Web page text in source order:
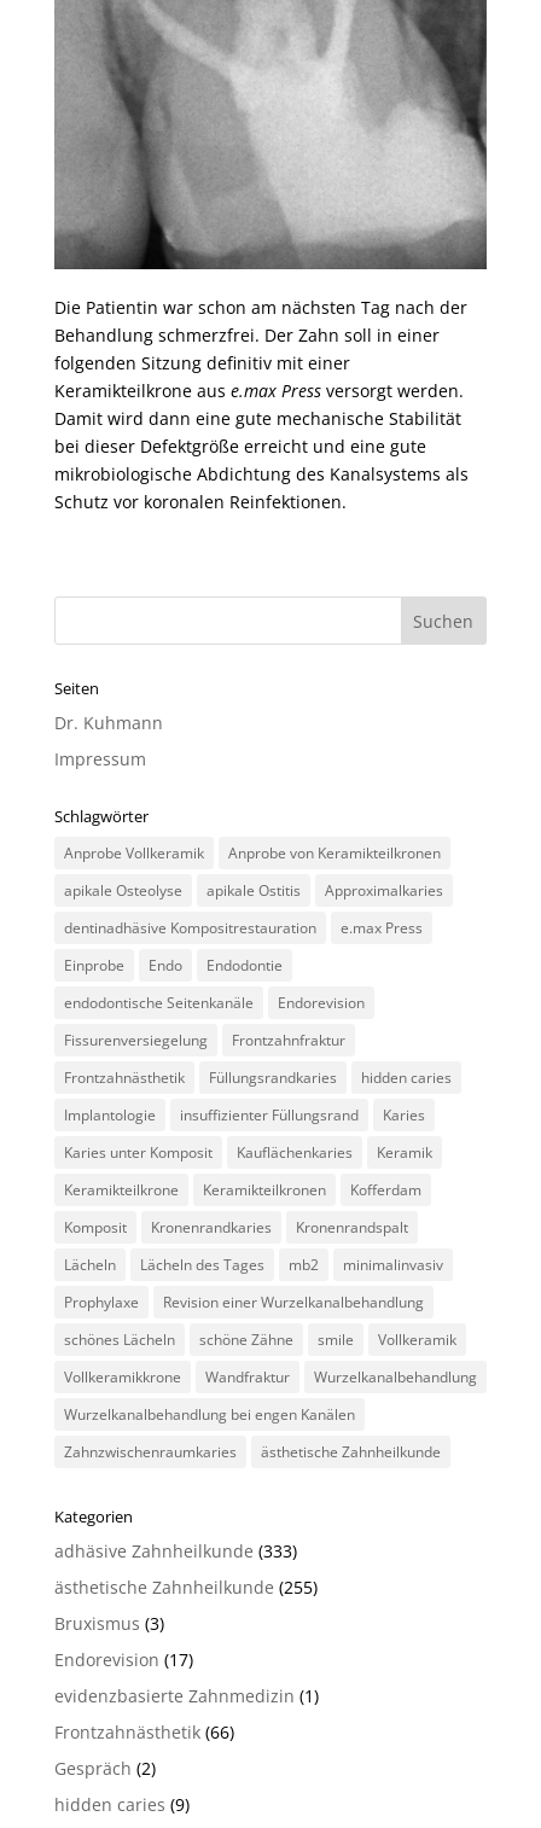
Die Patientin war schon am nächsten Tag nach der
Behandlung schmerzfrei. Der Zahn soll in einer
folgenden Sitzung definitiv mit einer
Keramikteilkrone aus e.max Pressversorgt werden.
Damit wird dann eine gute mechanische Stabilität
bei dieser Defektgröße erreicht und eine gute
mikrobiologische Abdichtung des Kanalsystems als
Schutz vor koronalen Reinfektionen.
Seiten
Dr. Kuhmann
Impressum
Schlagwörter
Anprobe Vollkeramik
Anprobe von Keramikteilkronen
apikale Osteolyse
apikale Ostitis
Approximalkaries
dentinadhäsive Kompositrestauration
e.max Press
Einprobe
Endo
Endodontie
endodontische Seitenkanäle
Endorevision
Fissurenversiegelung
Frontzahnfraktur
Frontzahnästhetik
Füllungsrandkaries
hidden caries
Implantologie
insuffizienter Füllungsrand
Karies
Karies unter Komposit
Kauflächenkaries
Keramik
Keramikteilkrone
Keramikteilkronen
Kofferdam
Komposit
Kronenrandkaries
Kronenrandspalt
Lächeln
Lächeln des Tages mb2
minimalinvasiv
Prophylaxe
Revision einer Wurzelkanalbehandlung
schönes Lächeln
schöne Zähne smile
Vollkeramik
Vollkeramikkrone
Wandfraktur
Wurzelkanalbehandlung
Wurzelkanalbehandlung bei engen Kanälen
Zahnzwischenraumkaries
ästhetische Zahnheilkunde
Kategorien
adhäsive Zahnheilkunde (333)
ästhetische Zahnheilkunde (255)
Bruxismus (3)
Endorevision (17)
evidenzbasierte Zahnmedizin (1)
Frontzahnästhetik(66)
Gespräch (2)
hidden caries (9)